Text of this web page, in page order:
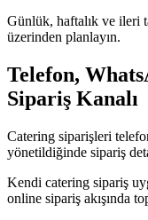
Günlük, haftalık ve ileri
üzerinden planlayın.
Telefon,
Sipariş Kanalı
Catering siparişleri
yönetildiğinde sipariş
Kendi catering sipariş
online sipariş akışında